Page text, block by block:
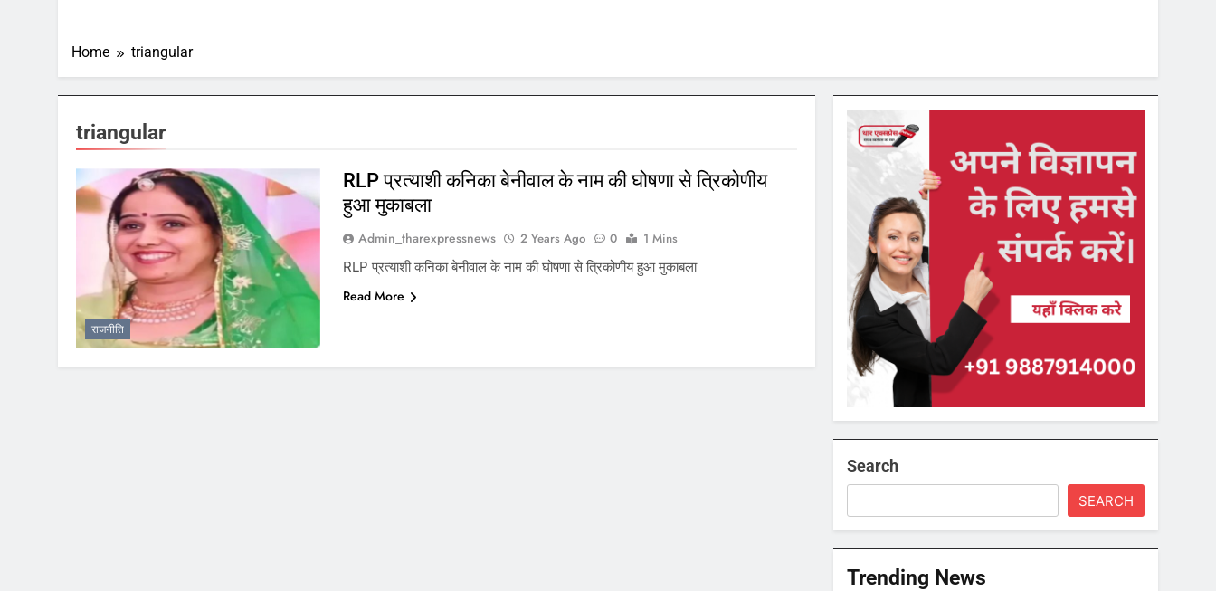
Home triangular
triangular
राजनीति
RLP प्रत्याशी कनिका बेनीवाल के नाम की घोषणा से त्रिकोणीय
हुआ मुकाबला
Admin_tharexpressnews 2 Years Ago 0
1 Mins
RLP प्रत्याशी कनिका बेनीवाल के नाम की घोषणा से त्रिकोणीय हुआ मुकाबला
Read More
Search
SEARCH
Trending News